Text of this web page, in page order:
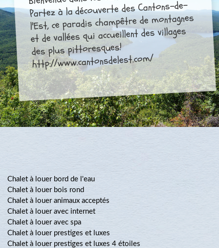
Partez à la découverte des Cantons-de-
l'Est, ce paradis champêtre de montagnes
et de vallées qui accueillent des villages
des plus pittoresques!
http://www.cantonsdelest.com/
Chalet à louer bord de l'eau
Chalet à louer bois rond
Chalet à louer animaux acceptés
Chalet à louer avec internet
Chalet à louer avec spa
Chalet à louer prestiges et luxes
Chalet à louer prestiges et luxes 4 étoiles